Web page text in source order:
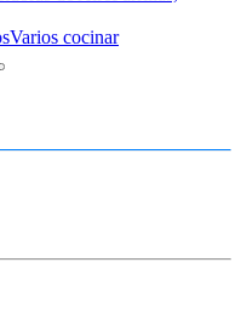
Varios cocinar